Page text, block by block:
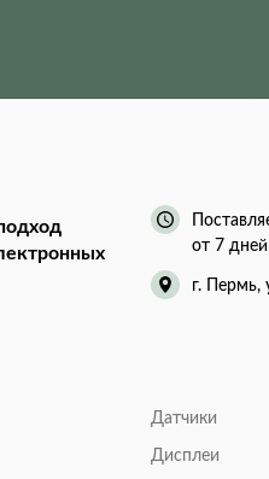
от 7 дней
г. Пермь,
Датчики
Дисплеи